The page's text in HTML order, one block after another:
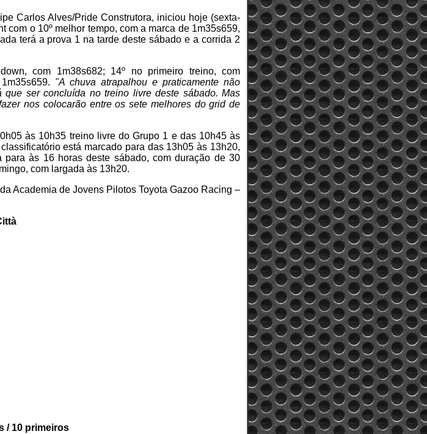
Carlos Alves/Pride Construtora, iniciou hoje (sexta-
com o 10º melhor tempo, com a marca de 1m35s659,
terá a prova 1 na tarde deste sábado e a corrida 2
com 1m38s682; 14º no primeiro treino, com
"A chuva atrapalhou e praticamente não
que ser concluída no treino livre deste sábado. Mas
nos colocarão entre os sete melhores do grid de
às 10h35 treino livre do Grupo 1 e das 10h45 às
está marcado para das 13h05 às 13h20,
às 16 horas deste sábado, com duração de 30
com largada às 13h20.
Academia de Jovens Pilotos Toyota Gazoo Racing –
/ 10 primeiros